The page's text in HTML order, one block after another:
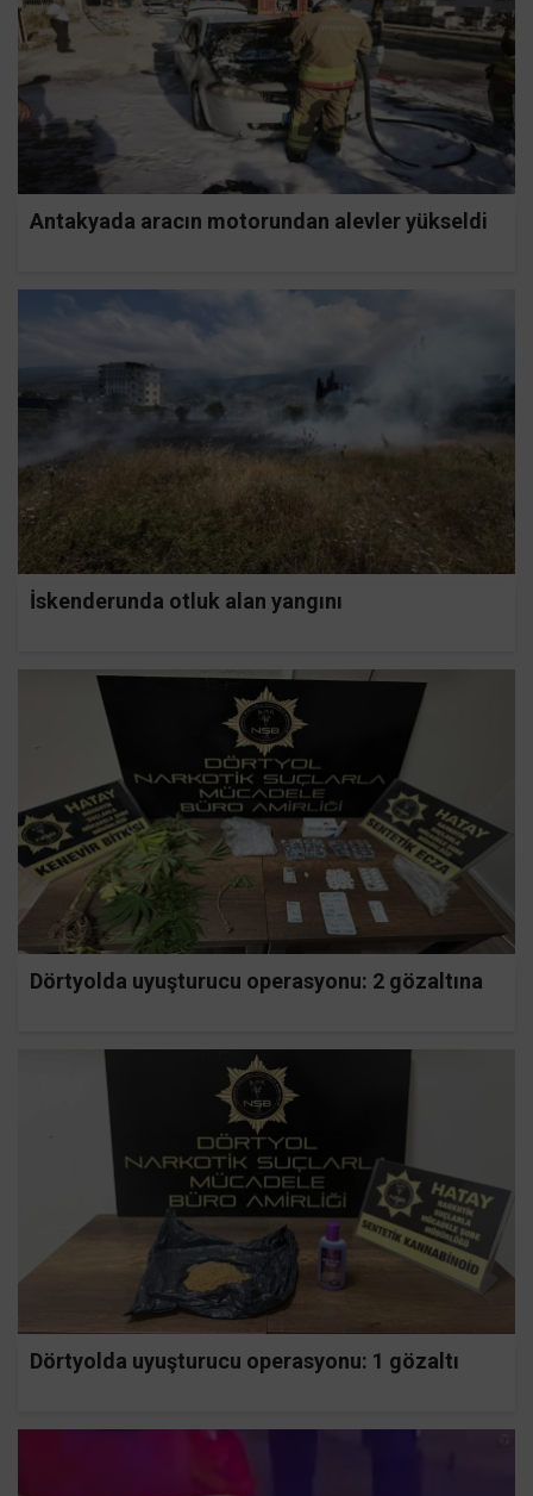
Antakyada aracın motorundan alevler yükseldi
İskenderunda otluk alan yangını
Dörtyolda uyuşturucu operasyonu: 2 gözaltına
Dörtyolda uyuşturucu operasyonu: 1 gözaltı